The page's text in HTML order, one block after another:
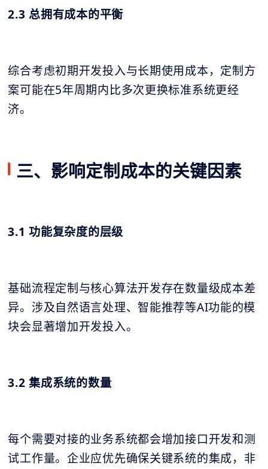
2.3 总拥有成本的平衡
综合考虑初期开发投入与长期使用成本，定制方
案可能在5年周期内比多次更换标准系统更经
济。
三、影响定制成本的关键因素
3.1 功能复杂度的层级
基础流程定制与核心算法开发存在数量级成本差
异。涉及自然语言处理、智能推荐等AI功能的模
块会显著增加开发投入。
3.2 集成系统的数量
每个需要对接的业务系统都会增加接口开发和测
试工作量。企业应优先确保关键系统的集成，非